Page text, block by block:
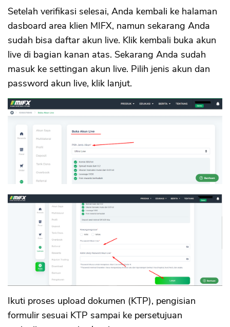
Setelah verifikasi selesai, Anda kembali ke halaman
dasboard area klien MIFX, namun sekarang Anda
sudah bisa daftar akun live. Klik kembali buka akun
live di bagian kanan atas. Sekarang Anda sudah
masuk ke settingan akun live. Pilih jenis akun dan
password akun live, klik lanjut.
Ikuti proses upload dokumen (KTP), pengisian
formulir sesuai KTP sampai ke persetujuan